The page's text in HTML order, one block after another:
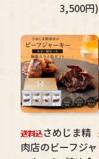
3,500円)
さめじま精
肉店のビーフジャ